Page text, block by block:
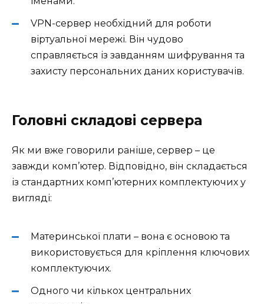
VPN-сервер необхідний для роботи
віртуальної мережі. Він чудово
справляється із завданням шифрування та
захисту персональних даних користувачів.
Головні складові сервера
Як ми вже говорили раніше, сервер – це
завжди комп’ютер. Відповідно, він складається
із стандартних комп’ютерних комплектуючих у
вигляді:
Материнської плати – вона є основою та
використовується для кріплення ключових
комплектуючих.
Одного чи кількох центральних